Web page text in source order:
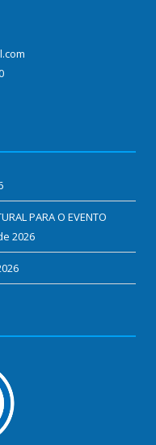
PARA O EVENTO
2026